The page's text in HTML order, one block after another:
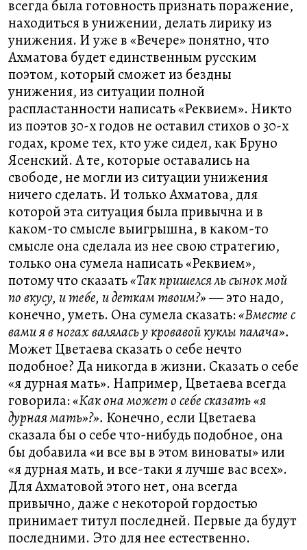
всегда была готовность признать поражение,
находиться в унижении, делать лирику из
унижения. И уже в «Вечере» понятно, что
Ахматова будет единственным русским
поэтом, который сможет из бездны
унижения, из ситуации полной
распластанности написать «Реквием». Никто
из поэтов 30-х годов не оставил стихов о 30-х
годах, кроме тех, кто уже сидел, как Бруно
Ясенский. А те, которые оставались на
свободе, не могли из ситуации унижения
ничего сделать. И только Ахматова, для
которой эта ситуация была привычна и в
каком-то смысле выигрышна, в каком-то
смысле она сделала из нее свою стратегию,
только она сумела написать «Реквием»,
потому что сказать«Так пришелся ль сынок мой
по вкусу, и тебе, и деткам твоим?»― это надо,
конечно, уметь. Она сумела сказать:«Вместе с
вами я в ногах валялась у кровавой куклы палача».
Может Цветаева сказать о себе нечто
подобное? Да никогда в жизни. Сказать о себе
«я дурная мать». Например, Цветаева всегда
говорила:«Как она может о себе сказать «я
дурная мать»?». Конечно, если Цветаева
сказала бы о себе что-нибудь подобное, она
бы добавила «и все вы в этом виноваты» или
«я дурная мать, и все-таки я лучше вас всех».
Для Ахматовой этого нет, она всегда
привычно, даже с некоторой гордостью
принимает титул последней. Первые да будут
последними. Это для нее естественно.